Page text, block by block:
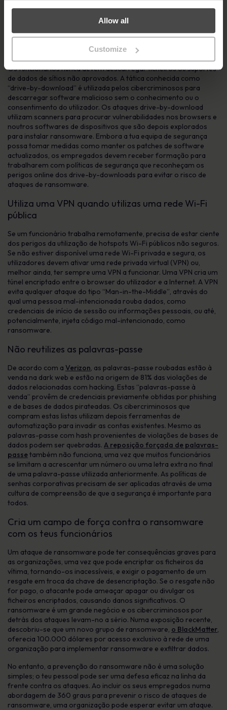
Allow all
Customize
desconhecidas) para executar o código, infetar a máquina e
apresentar um pedido de resgate.
Utiliza apenas fontes verificadas e conhecidas
para transferir ficheiros
Os funcionários nunca devem descarregar ficheiros ou suportes
de dados de sítios não aprovados. A tática conhecida como
“drive-by-download” é utilizada pelos cibercriminosos para
descarregar software malicioso sem o conhecimento ou o
consentimento do utilizador. Os ataques drive-by-download
utilizam scanners para procurar vulnerabilidades nos browsers e
noutros softwares de dispositivos que são depois explorados
para instalar ransomware. Embora a tua equipa de segurança
possa tomar medidas como manter os patches de software
actualizados, os empregados devem receber formação para
trabalharem com políticas de segurança que reconheçam os
perigos online dos drive-by-downloads para evitar o risco de
ataques de ransomware.
Utiliza uma VPN quando utilizas uma rede Wi-Fi
pública
Se um funcionário trabalha remotamente, precisa de estar ciente
dos perigos da utilização de hotspots Wi-Fi públicos não seguros.
Se não estiver disponível uma rede Wi-Fi privada e segura, os
utilizadores devem ativar uma rede privada virtual (VPN) ou,
melhor ainda, ter sempre uma VPN a funcionar. Uma VPN cria um
túnel encriptado entre o browser do utilizador e a Internet. A VPN
evita qualquer ataque do tipo “Man-in-the-Middle”, através do
qual uma pessoa mal-intencionada rouba dados, como
credenciais de início de sessão ou informações pessoais, ou até,
potencialmente, injeta código mal-intencionado, como
ransomware.
Não reutilizes as palavras-passe
De acordo com a Verizon, as palavras-passe roubadas estão à
venda na dark web e estão na origem de 81% das violações de
dados relacionadas com hacking. Estas “palavras-passe à
venda” provêm de credenciais previamente obtidas por phishing
e de bases de dados pirateadas. Os cibercriminosos que
compram estas listas utilizam depois ferramentas de
automatização para invadir as contas existentes. Mesmo as
palavras-passe com hash provenientes de violações de bases de
dados podem ser quebradas. A reposição forçada de palavras-
passetambém não funciona, uma vez que muitos funcionários
se limitam a acrescentar um número ou uma letra extra no final
de uma palavra-passe utilizada anteriormente. As políticas de
senhas corporativas precisam de ser aplicadas através de uma
cultura de compreensão de que a segurança é importante para
todos.
Cria um campo de força contra o ransomware
com os teus funcionários
Um ataque de ransomware pode ter consequências graves para
as organizações, uma vez que pode encriptar os ficheiros da
vítima, tornando-os inacessíveis, e exigir o pagamento de um
resgate em troca da chave de desencriptação. Se o resgate não
for pago, o atacante pode ameaçar apagar ou divulgar os
ficheiros encriptados, causando danos significativos. O
ransomware é um grande negócio e os cibercriminosos por
detrás dos ataques levam-no a sério. Numa exposição recente,
descobriu-se que um novo grupo de ransomware, o BlackMatter,
oferecia 100.000 dólares por acesso exclusivo à rede de uma
organização para implementar ransomware e exfiltrar dados.
No entanto, a prevenção do ransomware não é uma solução
simples; o teu pessoal pode ser uma defesa eficaz na linha da
frente contra os ataques. Ao incluir os seus empregados numa
abordagem de 360 graus para prevenir o risco de ataques de
ransomware, uma organização pode esperar evitar um ataque.